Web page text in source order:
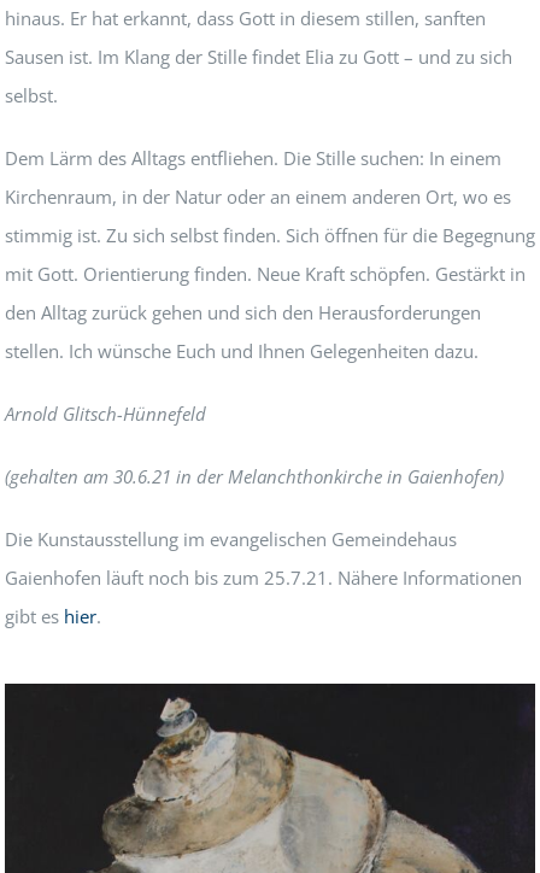
hinaus. Er hat erkannt, dass Gott in diesem stillen, sanften
Sausen ist. Im Klang der Stille findet Elia zu Gott – und zu sich
selbst.
Dem Lärm des Alltags entfliehen. Die Stille suchen: In einem
Kirchenraum, in der Natur oder an einem anderen Ort, wo es
stimmig ist. Zu sich selbst finden. Sich öffnen für die Begegnung
mit Gott. Orientierung finden. Neue Kraft schöpfen. Gestärkt in
den Alltag zurück gehen und sich den Herausforderungen
stellen. Ich wünsche Euch und Ihnen Gelegenheiten dazu.
Arnold Glitsch-Hünnefeld
(gehalten am 30.6.21 in der Melanchthonkirche in Gaienhofen)
Die Kunstausstellung im evangelischen Gemeindehaus
Gaienhofen läuft noch bis zum 25.7.21. Nähere Informationen
gibt es hier.